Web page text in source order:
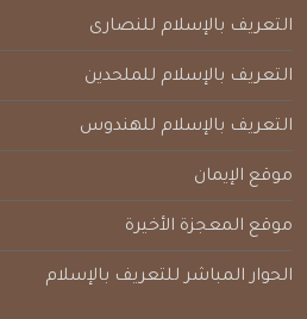
التعريف بالإسلام للنصارى
التعريف بالإسلام للملحدين
التعريف بالإسلام للهندوس
موقع الإيمان
موقع المعجزة الأخيرة
الحوار المباشر للتعريف بالإسلام